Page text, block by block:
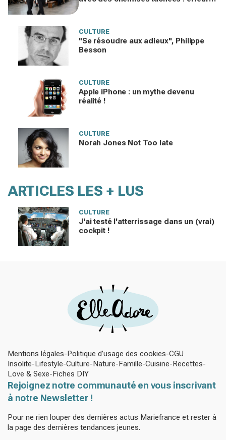
CULTURE
"Se résoudre aux adieux", Philippe
Besson
CULTURE
Apple iPhone : un mythe devenu
réalité !
CULTURE
Norah Jones Not Too late
ARTICLES LES + LUS
CULTURE
J'ai testé l'atterrissage dans un (vrai)
cockpit !
Mentions légales Politique d’usage des cookies CGU
Insolite Lifestyle Culture Nature Famille Cuisine Recettes
Love & Sexe Fiches DIY
Rejoignez notre communauté en vous inscrivant
à notre Newsletter !
Pour ne rien louper des dernières actus Mariefrance et rester à
la page des dernières tendances jeunes.